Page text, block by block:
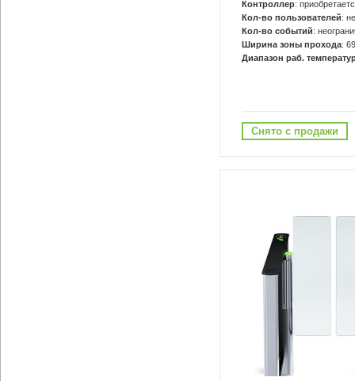
Контроллер:
Кол-во пользователей:
Кол-во событий:
Ширина зоны прохода:
Диапазон раб.
Снято с продажи